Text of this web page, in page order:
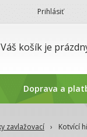
zavlažovací ›
Kotvící
Váš košík je
Doprava a
Prihlásiť